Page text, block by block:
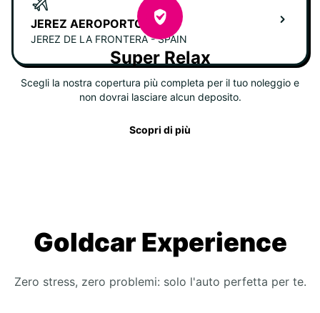
JEREZ AEROPORTO
JEREZ DE LA FRONTERA - SPAIN
Super Relax
Scegli la nostra copertura più completa per il tuo noleggio e
non dovrai lasciare alcun deposito.
Scopri di più
Goldcar Experience
Zero stress, zero problemi: solo l'auto perfetta per te.